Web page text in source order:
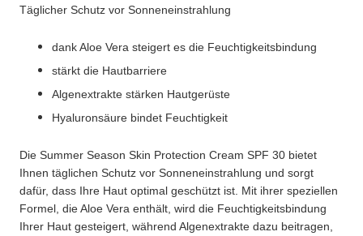
Täglicher Schutz vor Sonneneinstrahlung
dank Aloe Vera steigert es die Feuchtigkeitsbindung
stärkt die Hautbarriere
Algenextrakte stärken Hautgerüste
Hyaluronsäure bindet Feuchtigkeit
Die Summer Season Skin Protection Cream SPF 30 bietet
Ihnen täglichen Schutz vor Sonneneinstrahlung und sorgt
dafür, dass Ihre Haut optimal geschützt ist. Mit ihrer speziellen
Formel, die Aloe Vera enthält, wird die Feuchtigkeitsbindung
Ihrer Haut gesteigert, während Algenextrakte dazu beitragen,